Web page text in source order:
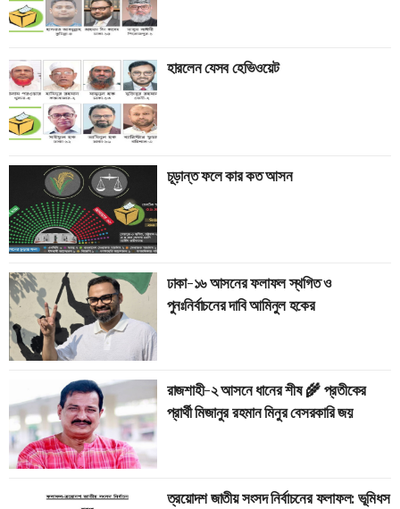
হারলেন যেসব হেভিওয়েট
চূড়ান্ত ফলে কার কত আসন
ঢাকা-১৬ আসনের ফলাফল স্থগিত ও
পুনঃনির্বাচনের দাবি আমিনুল হকের
রাজশাহী-২ আসনে ধানের শীষ 🌾 প্রতীকের
প্রার্থী মিজানুর রহমান মিনুর বেসরকারি জয়
ত্রয়োদশ জাতীয় সংসদ নির্বাচনের ফলাফল: ভূমিধস